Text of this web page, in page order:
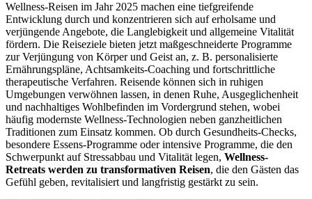
Wellness-Reisen im Jahr 2025 machen eine tiefgreifende
Entwicklung durch und konzentrieren sich auf erholsame und
verjüngende Angebote, die Langlebigkeit und allgemeine Vitalität
fördern. Die Reiseziele bieten jetzt maßgeschneiderte Programme
zur Verjüngung von Körper und Geist an, z. B. personalisierte
Ernährungspläne, Achtsamkeits-Coaching und fortschrittliche
therapeutische Verfahren. Reisende können sich in ruhigen
Umgebungen verwöhnen lassen, in denen Ruhe, Ausgeglichenheit
und nachhaltiges Wohlbefinden im Vordergrund stehen, wobei
häufig modernste Wellness-Technologien neben ganzheitlichen
Traditionen zum Einsatz kommen. Ob durch Gesundheits-Checks,
besondere Essens-Programme oder intensive Programme, die den
Schwerpunkt auf Stressabbau und Vitalität legen, Wellness-
Retreats werden zu transformativen Reisen, die den Gästen das
Gefühl geben, revitalisiert und langfristig gestärkt zu sein.